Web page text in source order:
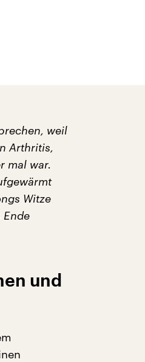
weil
Arthritis,
mal war.
Witze
und